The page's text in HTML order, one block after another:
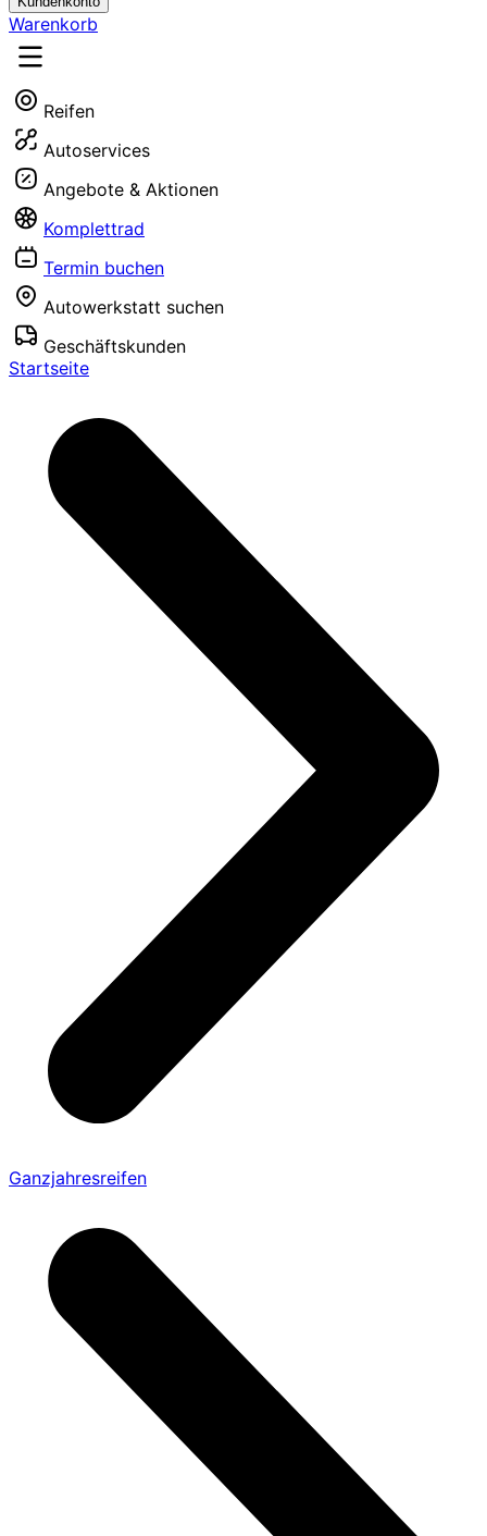
Warenkorb
Reifen
Autoservices
Angebote & Aktionen
Komplettrad
Termin buchen
Autowerkstatt suchen
Geschäftskunden
Startseite
Ganzjahresreifen